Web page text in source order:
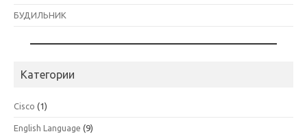
БУДИЛЬНИК
Категории
Cisco (1)
English Language (9)